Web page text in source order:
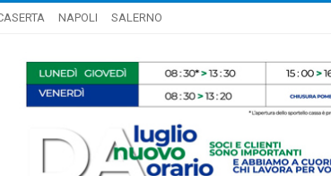
NAPOLI SALERNO